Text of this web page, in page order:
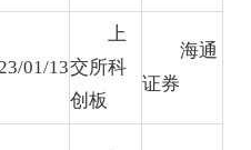
01/13
上
交所科
创板
海通
证券